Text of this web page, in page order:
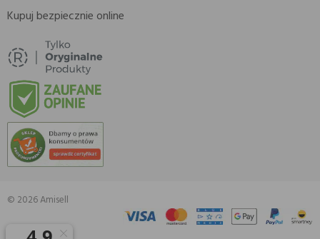
Kupuj bezpiecznie online
© 2026 Amisell